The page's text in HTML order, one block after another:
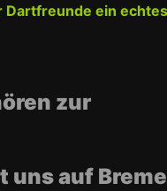
p
Dartfreunde ein
zur
uns auf